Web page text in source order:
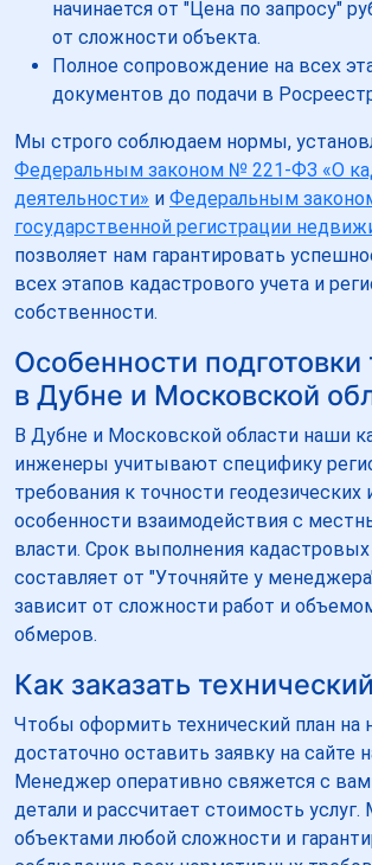
начинается от "Цена по запросу"
от сложности объекта.
Полное сопровождение на всех
документов до подачи в
Мы строго соблюдаем нормы,
Федеральным законом № 221-ФЗ «О
деятельности» и Федеральным
государственной регистрации
позволяет нам гарантировать
всех этапов кадастрового учета и
собственности.
Особенности подготовки
в Дубне и Московской
В Дубне и Московской области наши
инженеры учитывают специфику
требования к точности геодезических
особенности взаимодействия с
власти. Срок выполнения кадастровых
составляет от "Уточняйте у
зависит от сложности работ и
обмеров.
Как заказать
Чтобы оформить технический план на
достаточно оставить заявку на сайте
Менеджер оперативно свяжется с
детали и рассчитает стоимость
объектами любой сложности и